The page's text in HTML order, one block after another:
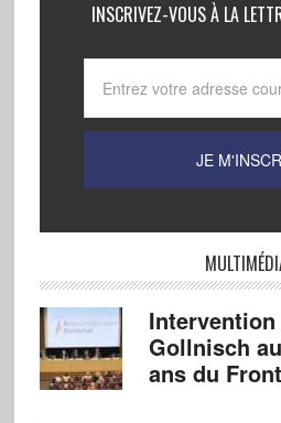
INSCRIVEZ-VOUS À LA
Gollnisch
ans du